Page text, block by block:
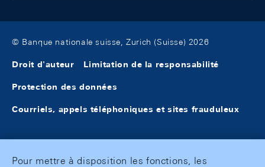
© Banque nationale suisse, Zurich (Suisse) 2026
Droit d'auteur Limitation de la responsabilité
Protection des données
Courriels, appels téléphoniques et sites frauduleux
Pour mettre à disposition les fonctions, les